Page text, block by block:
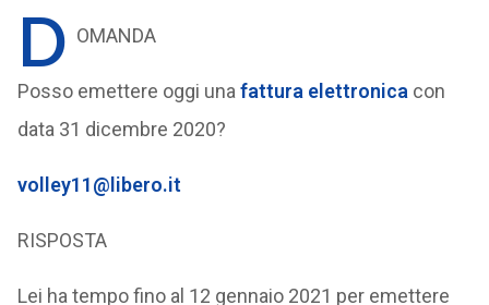
D OMANDA
Posso emettere oggi una fattura elettronica con
data 31 dicembre 2020?
volley11@libero.it
RISPOSTA
Lei ha tempo fino al 12 gennaio 2021 per emettere